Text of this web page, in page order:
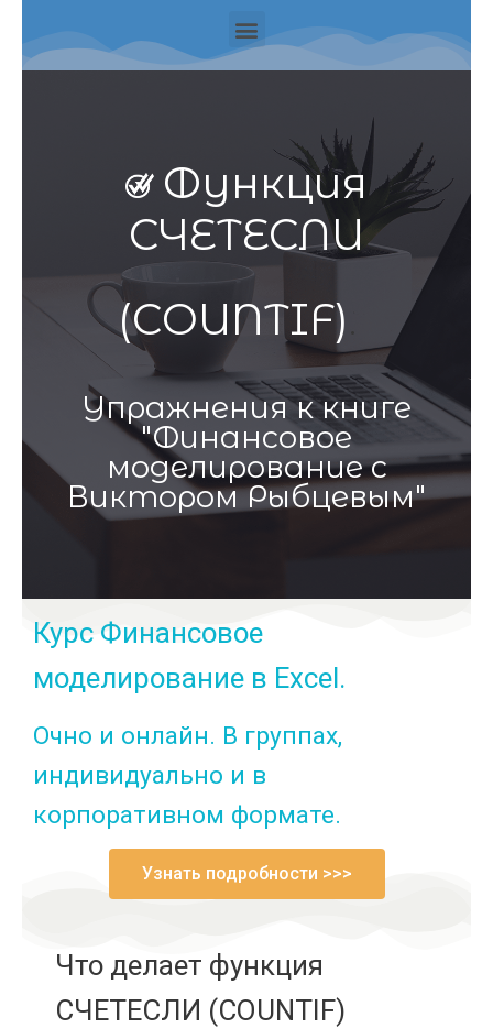
Функция
СЧЕТЕСЛИ
(COUNTIF)
Упражнения к книге
"Финансовое
моделирование с
Виктором Рыбцевым"
Курс Финансовое
моделирование в Excel.
Очно и онлайн. В группах,
индивидуально и в
корпоративном формате.
Узнать подробности >>>
Что делает функция
СЧЕТЕСЛИ (COUNTIF)